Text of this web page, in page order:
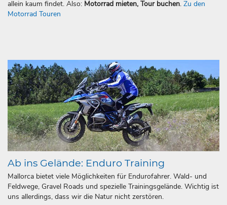
allein kaum findet. Also: Motorrad mieten, Tour buchen. Zu den
Motorrad Touren
Ab ins Gelände: Enduro Training
Mallorca bietet viele Möglichkeiten für Endurofahrer. Wald- und
Feldwege, Gravel Roads und spezielle Trainingsgelände. Wichtig ist
uns allerdings, dass wir die Natur nicht zerstören.